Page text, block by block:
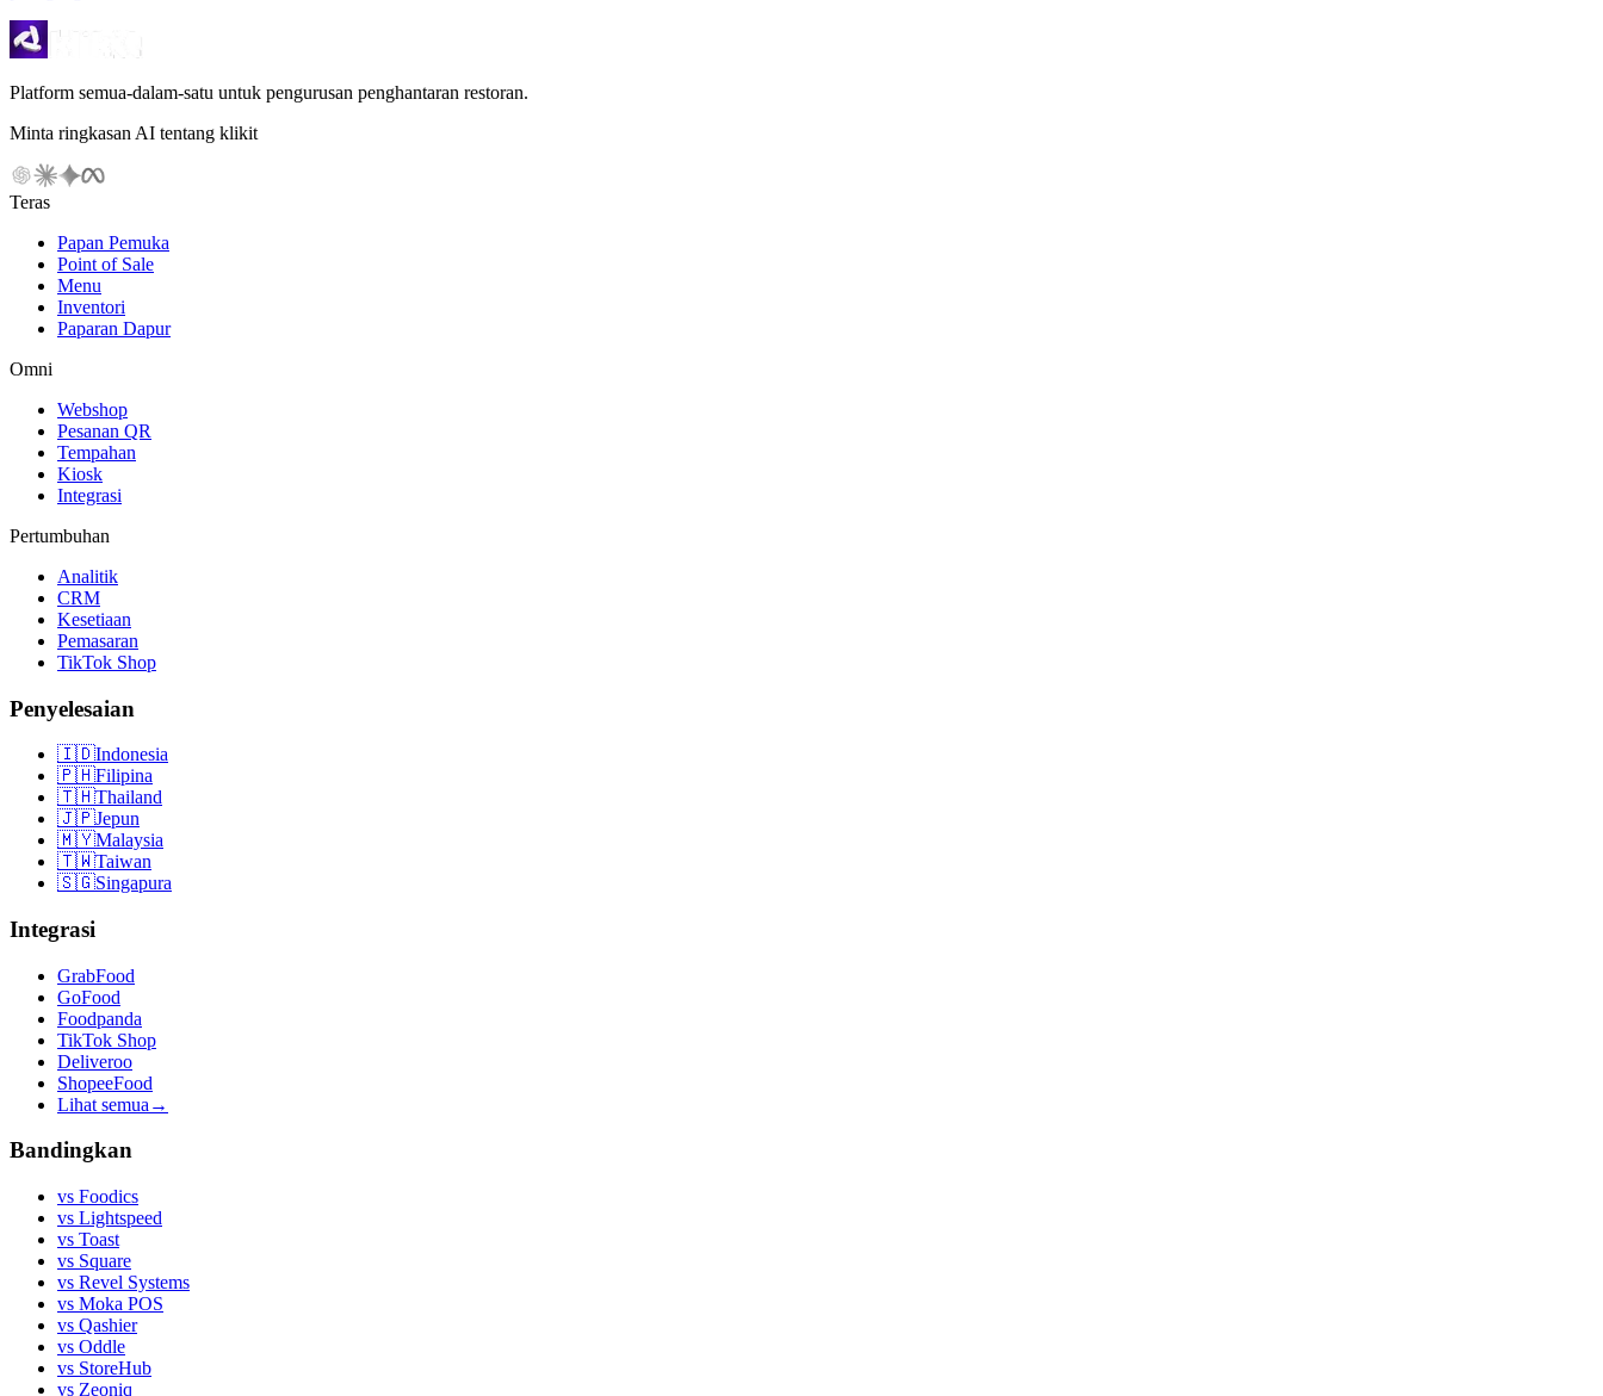
Platform semua-dalam-satu untuk pengurusan penghantaran restoran.
Minta ringkasan AI tentang klikit
Teras
Papan Pemuka
Point of Sale
Menu
Inventori
Paparan Dapur
Omni
Webshop
Pesanan QR
Tempahan
Kiosk
Integrasi
Pertumbuhan
Analitik
CRM
Kesetiaan
Pemasaran
TikTok Shop
Penyelesaian
🇮🇩Indonesia
🇵🇭Filipina
🇹🇭Thailand
🇯🇵Jepun
🇲🇾Malaysia
🇹🇼Taiwan
🇸🇬Singapura
Integrasi
GrabFood
GoFood
Foodpanda
TikTok Shop
Deliveroo
ShopeeFood
Lihat semua →
Bandingkan
vs Foodics
vs Lightspeed
vs Toast
vs Square
vs Revel Systems
vs Moka POS
vs Qashier
vs Oddle
vs StoreHub
vs Zeoniq